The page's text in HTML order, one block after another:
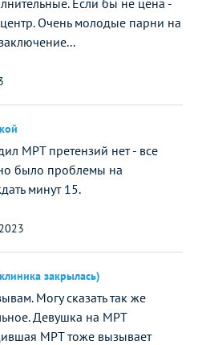
Очень молодые парни на
МРТ претензий нет - все
было проблемы на
минут 15.
закрылась)
Могу сказать так же
Девушка на МРТ
МРТ тоже вызывает